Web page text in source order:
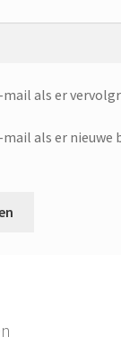
als er
als er nieuwe